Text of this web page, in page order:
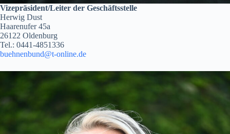
Vizepräsident/Leiter der Geschäftsstelle
Herwig Dust
Haarenufer 45a
26122 Oldenburg
Tel.: 0441-4851336
buehnenbund@t-online.de